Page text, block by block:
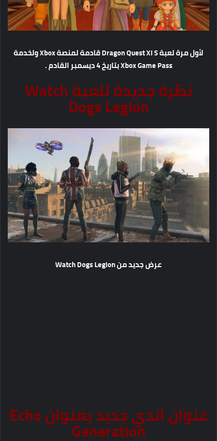
لأول مرة لعبة Dragon Quest XI S قادمة لمنصة Xbox ولخدمة
Xbox Game Pass بتاريخ 4 ديسمبر القادم .
نظرة جديدة للعبة Watch
Dogs Legion
عرض جديد من Watch Dogs Legion
عنوان اندي جديد بعنوان Echo
Generation